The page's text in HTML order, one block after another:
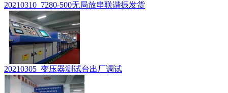
20210310_7280-500无局放串联谐振发货
20210305_变压器测试台出厂调试